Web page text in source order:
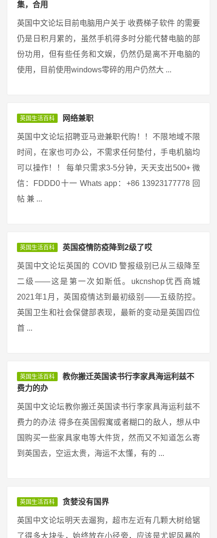
集，合用
英国中文论坛目前电脑用户关于 收费梯子软件 的需要
仍是日积月累的，虽然手机得多时分能代替电脑的部
份功用，但有些任务和文娱，仍然仍是离不开电脑的
使用，目前使用windows零碎的用户仍然大 ...
英国生活百科 网络兼职
英国中文论坛招聘亚马逊兼职代购！！不限地域不限
时间，在家也可办公，不需求任何垫付，手电机脑均
可以操作！！ 每单只需求3-5分钟，天天支出500+ 微
信：FDDD0十一 Whats app：+86 13923177778 回
帖 兼 ...
英国生活百科 英国疫情防疫降到2级了哎
英国中文论坛英国的 COVID 警报级别已从三级降至
二级——这是第一次如斯低。ukcnshop优西商城
2021年1月，英国疫情达到最初级别——五级防控。
英国卫生和社会保健部表现，最新的变动是英国四位
首 ...
英国生活百科
教你搬迁英国读书行李家具海运利兹不
费力的办
英国中文论坛教你搬迁英国读书行李家具海运利兹不
费力的办法 得多在英国假寓或者糊口的敌人，想从中
国购买一些家具家电等大件货，然而又不知道怎么寄
到英国去，空运太贵，海运不太懂，有的 ...
英国生活百科 贪婪没有国界
英国中文论坛明天去遛狗，超市左近有几颗大树给锯
了得多大块头，始终放在小径旁，应该是尤妮风暴的